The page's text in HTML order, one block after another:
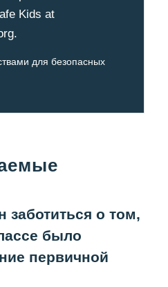
Kids at
для безопасных
заботиться о том,
было
первичной